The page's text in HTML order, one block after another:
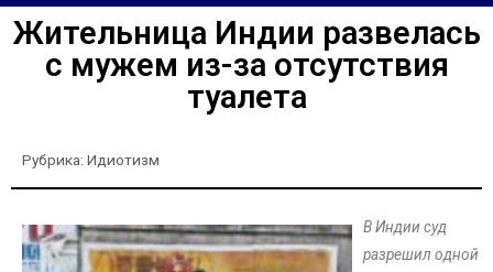
Жительница Индии развелась
с мужем из-за отсутствия
туалета
Рубрика: Идиотизм
В Индии суд
разрешил одной